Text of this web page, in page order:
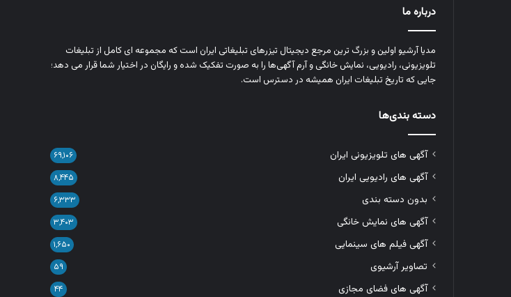
درباره ما
مدیا آرشیو اولین و بزرگ‌ ترین مرجع دیجیتال تیزرهای تبلیغاتی ایران است که مجموعه‌ ای کامل از تبلیغات
تلویزیونی، رادیویی، نمایش خانگی و آرم‌ آگهی‌ها را به‌ صورت تفکیک‌ شده و رایگان در اختیار شما قرار می‌ دهد؛
جایی که تاریخ تبلیغات ایران همیشه در دسترس است.
دسته بندی‌ها
آگهی های تلویزیونی ایران ۶۹,۱۰۶
آگهی های رادیویی ایران ۸,۴۴۵
بدون دسته بندی ۶,۳۳۳
آگهی های نمایش خانگی ۳,۴۰۳
آگهی فیلم های سینمایی ۱,۶۵۰
تصاویر آرشیوی ۵۹
آگهی های فضای مجازی ۴۴